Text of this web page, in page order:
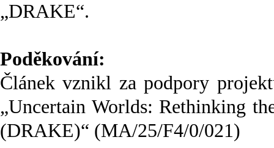
„DRAKE“.
Poděkování:
Článek vznikl za podpory
„Uncertain Worlds: Rethinking
(DRAKE)“ (MA/25/F4/0/021)